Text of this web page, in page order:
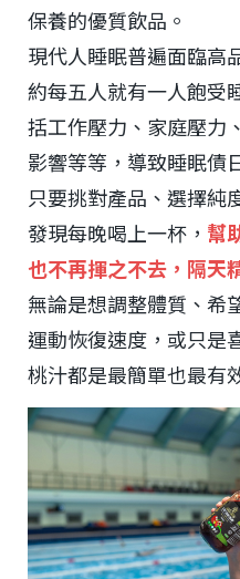
保養的優質飲品。
現代人睡眠普遍面臨高
約每五人就有一人飽受
括工作壓力、家庭壓力
影響等等，導致睡眠債
只要挑對產品、選擇純
發現每晚喝上一杯， 幫
也不再揮之不去，隔天
無論是想調整體質、希
運動恢復速度，或只是
桃汁都是最簡單也最有